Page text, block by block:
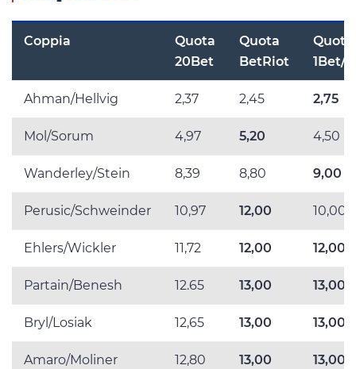
Coppia
Quota
20Bet
Quota
BetRiot
Quota
1Bet/
Ahman/Hellvig 2,37 2,45 2,75
Mol/Sorum 4,97 5,20 4,50
Wanderley/Stein 8,39 8,80 9,00
Perusic/Schweinder 10,97 12,00 10,00
Ehlers/Wickler 11,72 12,00 12,00
Partain/Benesh 12.65 13,00 13,00
Bryl/Losiak 12,65 13,00 13,00
Amaro/Moliner 12,80 13,00 13,00